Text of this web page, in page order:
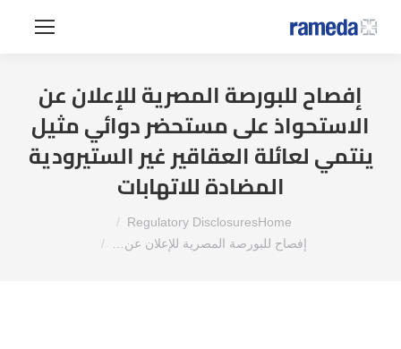
إفصاح للبورصة المصرية للإعلان عن
الاستحواذ على مستحضر دوائي مثيل
ينتمي لعائلة العقاقير غير الستيرودية
المضادة للاتهابات
Home
Regulatory Disclosures
إفصاح للبورصة المصرية للإعلان عن…